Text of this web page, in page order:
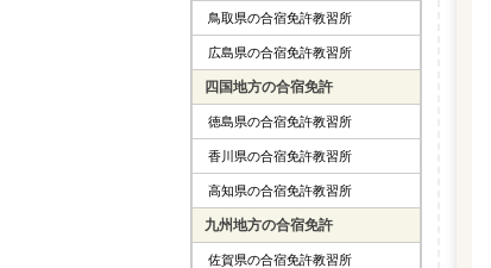
鳥取県の合宿免許教習所
広島県の合宿免許教習所
四国地方の合宿免許
徳島県の合宿免許教習所
香川県の合宿免許教習所
高知県の合宿免許教習所
九州地方の合宿免許
佐賀県の合宿免許教習所